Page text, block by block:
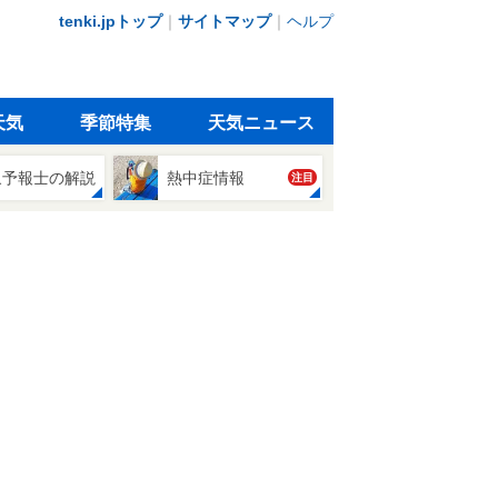
tenki.jpトップ｜ サイトマップ｜ ヘルプ
気 季節特集 天気ニュース
報士の解説 熱中症情報 注目